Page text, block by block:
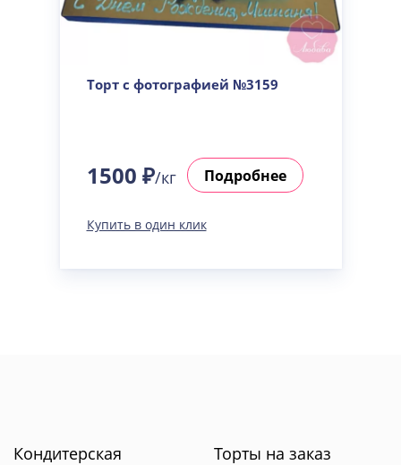
Торт с фотографией №3159
1500 ₽/кг Подробнее
Купить в один клик
Кондитерская Торты на заказ